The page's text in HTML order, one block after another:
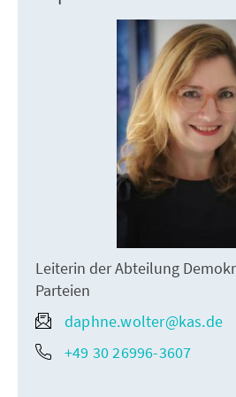
Leiterin der Abteilung
Parteien
daphne.wolter@kas.de
+49 30 26996-3607